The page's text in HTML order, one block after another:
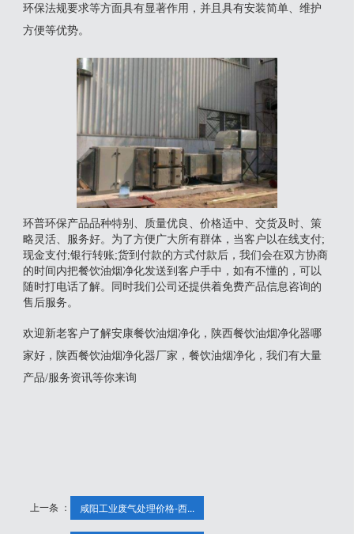
环保法规要求等方面具有显著作用，并且具有安装简单、维护
方便等优势。
环普环保产品品种特别、质量优良、价格适中、交货及时、策
略灵活、服务好。为了方便广大所有群体，当客户以在线支付;
现金支付;银行转账;货到付款的方式付款后，我们会在双方协商
的时间内把餐饮油烟净化发送到客户手中，如有不懂的，可以
随时打电话了解。同时我们公司还提供着免费产品信息咨询的
售后服务。
欢迎新老客户了解安康餐饮油烟净化，陕西餐饮油烟净化器哪
家好，陕西餐饮油烟净化器厂家，餐饮油烟净化，我们有大量
产品/服务资讯等你来询
上一条 ： 咸阳工业废气处理价格-西...